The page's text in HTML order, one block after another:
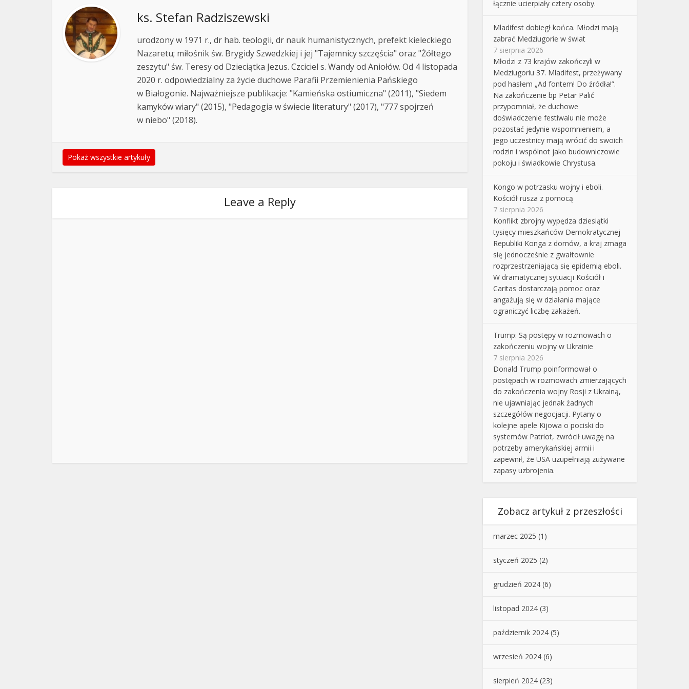
ks. Stefan Radziszewski
urodzony w 1971 r., dr hab. teologii, dr nauk humanistycznych, prefekt kieleckiego
Nazaretu; miłośnik św. Brygidy Szwedzkiej i jej "Tajemnicy szczęścia" oraz "Żółtego
zeszytu" św. Teresy od Dzieciątka Jezus. Czciciel s. Wandy od Aniołów. Od 4 listopada
2020 r. odpowiedzialny za życie duchowe Parafii Przemienienia Pańskiego
w Białogonie. Najważniejsze publikacje: "Kamieńska ostiumiczna" (2011), "Siedem
kamyków wiary" (2015), "Pedagogia w świecie literatury" (2017), "777 spojrzeń
w niebo" (2018).
Pokaż wszystkie artykuły
Leave a Reply
łącznie ucierpiały cztery osoby.
Mladifest dobiegł końca. Młodzi mają
zabrać Medziugorie w świat
7 sierpnia 2026
Młodzi z 73 krajów zakończyli w
Medziugoriu 37. Mladifest, przeżywany
pod hasłem „Ad fontem! Do źródła!”.
Na zakończenie bp Petar Palić
przypomniał, że duchowe
doświadczenie festiwalu nie może
pozostać jedynie wspomnieniem, a
jego uczestnicy mają wrócić do swoich
rodzin i wspólnot jako budowniczowie
pokoju i świadkowie Chrystusa.
Kongo w potrzasku wojny i eboli.
Kościół rusza z pomocą
7 sierpnia 2026
Konflikt zbrojny wypędza dziesiątki
tysięcy mieszkańców Demokratycznej
Republiki Konga z domów, a kraj zmaga
się jednocześnie z gwałtownie
rozprzestrzeniającą się epidemią eboli.
W dramatycznej sytuacji Kościół i
Caritas dostarczają pomoc oraz
angażują się w działania mające
ograniczyć liczbę zakażeń.
Trump: Są postępy w rozmowach o
zakończeniu wojny w Ukrainie
7 sierpnia 2026
Donald Trump poinformował o
postępach w rozmowach zmierzających
do zakończenia wojny Rosji z Ukrainą,
nie ujawniając jednak żadnych
szczegółów negocjacji. Pytany o
kolejne apele Kijowa o pociski do
systemów Patriot, zwrócił uwagę na
potrzeby amerykańskiej armii i
zapewnił, że USA uzupełniają zużywane
zapasy uzbrojenia.
Zobacz artykuł z przeszłości
marzec 2025 (1)
styczeń 2025 (2)
grudzień 2024 (6)
listopad 2024 (3)
październik 2024 (5)
wrzesień 2024 (6)
sierpień 2024 (23)